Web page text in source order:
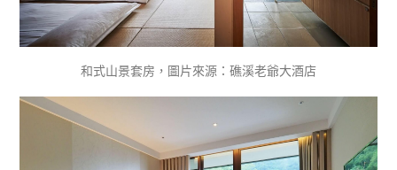
和式山景套房，圖片來源：礁溪老爺大酒店